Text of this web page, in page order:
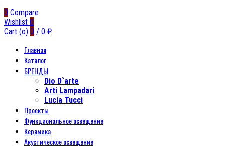
0 Compare
Wishlist 0
Cart (o) 0 / 0 ₽
Главная
Каталог
БРЕНДЫ
Dio D`arte
Arti Lampadari
Lucia Tucci
Проекты
Функциональное освещение
Керамика
Акустическое освещение